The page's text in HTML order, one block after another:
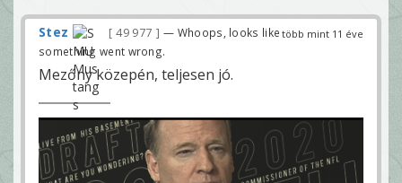
több mint 11 éve
Stez 49 977
— Whoops, looks like
something went wrong.
Mezőny közepén, teljesen jó.